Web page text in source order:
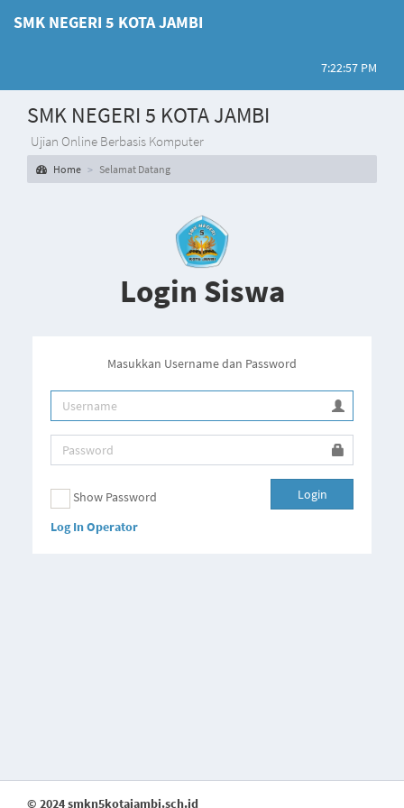
SMK NEGERI 5 KOTA JAMBI
7:22:57 PM
SMK NEGERI 5 KOTA JAMBI
Ujian Online Berbasis Komputer
Home Selamat Datang
Login Siswa
Masukkan Username dan Password
Show Password
Log In Operator
Login
© 2024 smkn5kotajambi.sch.id